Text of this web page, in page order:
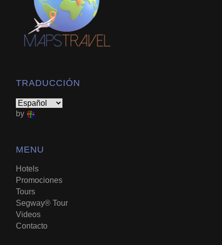
TRADUCCIÓN
by
MENU
Hotels
Promociones
Tours
Segway® Tour
Videos
Contacto